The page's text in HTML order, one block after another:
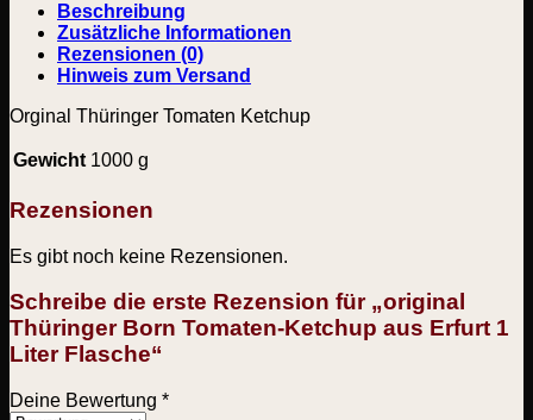
Liter
Flasche
Menge
Beschreibung
Zusätzliche Informationen
Rezensionen (0)
Hinweis zum Versand
Orginal Thüringer Tomaten Ketchup
Gewicht 1000 g
Rezensionen
Es gibt noch keine Rezensionen.
Schreibe die erste Rezension für „original
Thüringer Born Tomaten-Ketchup aus Erfurt 1
Liter Flasche“
Deine Bewertung *